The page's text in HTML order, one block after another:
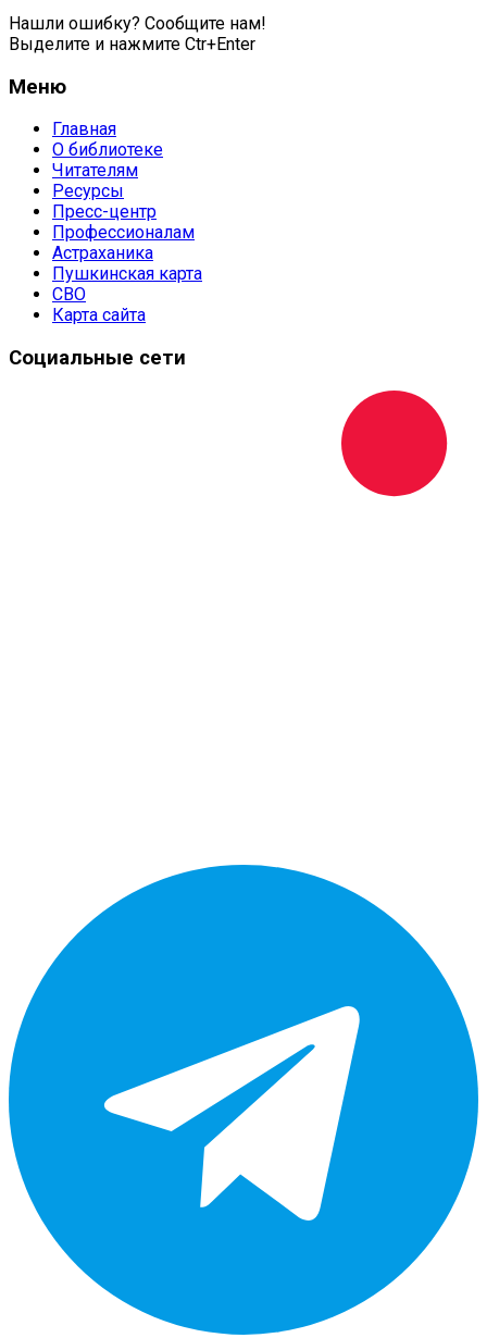
Нашли ошибку? Сообщите нам!
Выделите и нажмите Ctr+Enter
Меню
Главная
О библиотеке
Читателям
Ресурсы
Пресс-центр
Профессионалам
Астраханика
Пушкинская карта
СВО
Карта сайта
Социальные сети